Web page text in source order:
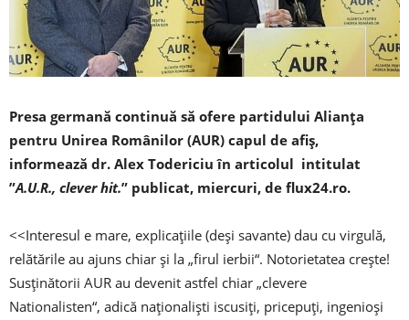
Presa germană continuă să ofere partidului Alianța
pentru Unirea Românilor (AUR) capul de afiș,
informează dr. Alex Todericiu în articolul intitulat
”A.U.R., clever hit.” publicat, miercuri, de flux24.ro.
<<Interesul e mare, explicațiile (deși savante) dau cu virgulă,
relătările au ajuns chiar și la „firul ierbii“. Notorietatea crește!
Susținătorii AUR au devenit astfel chiar „clevere
Nationalisten“, adică naționaliști iscusiți, pricepuți, ingenioși